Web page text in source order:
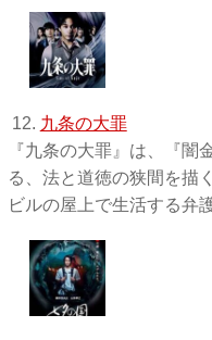
12. 九条の大罪
『九条の大罪』は、『闇
る、法と道徳の狭間を描
ビルの屋上で生活する弁